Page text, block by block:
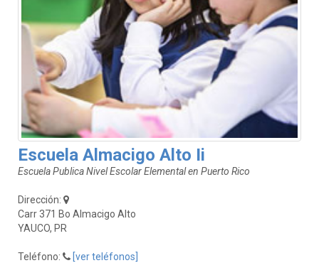
Escuela Almacigo Alto Ii
Escuela Publica Nivel Escolar Elemental en Puerto Rico
Dirección:
Carr 371 Bo Almacigo Alto
YAUCO, PR
Teléfono:
[ver teléfonos]